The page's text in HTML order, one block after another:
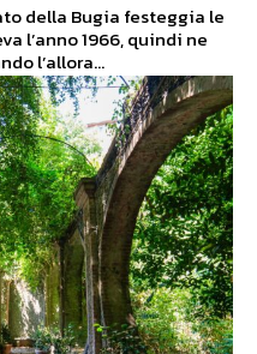
della Bugia festeggia le
l’anno 1966, quindi ne
l’allora...